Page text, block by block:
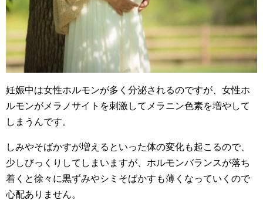
妊娠中は女性ホルモンが多く分泌されるのですが、女性ホ
ルモンがメラノサイトを刺激してメラニン色素を増やして
しまうんです。
しみやそばかすが増えるといった体の変化も起こるので、
少しびっくりしてしまいますが、ホルモンバランスが落ち
着くと徐々に黒ずみやシミそばかすも薄くなっていくので
心配ありません。